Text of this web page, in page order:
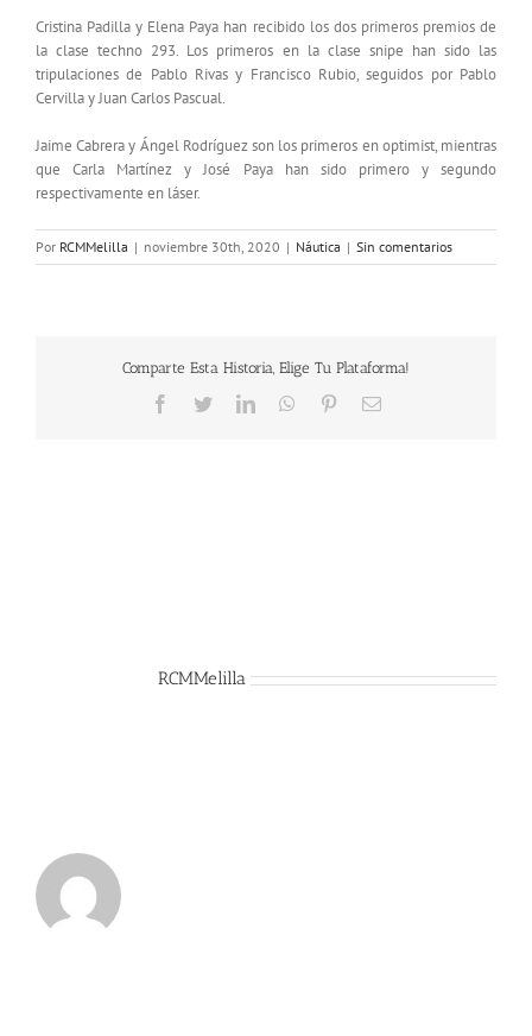
Cristina Padilla y Elena Paya han recibido los dos primeros premios de
la clase techno 293. Los primeros en la clase snipe han sido las
tripulaciones de Pablo Rivas y Francisco Rubio, seguidos por Pablo
Cervilla y Juan Carlos Pascual.
Jaime Cabrera y Ángel Rodríguez son los primeros en optimist, mientras
que Carla Martínez y José Paya han sido primero y segundo
respectivamente en láser.
Por RCMMelilla | noviembre 30th, 2020 | Náutica | Sin comentarios
Comparte Esta Historia, Elige Tu Plataforma!
Facebook
TwitterLinkedInWhatsApp
PinterestCorreo
RCMMelilla